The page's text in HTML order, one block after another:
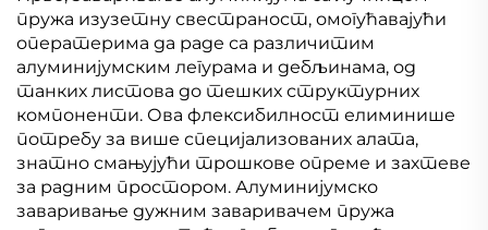
пружа изузетну свестраност, омогућавајући
оператерима да раде са различитим
алуминијумским легурама и дебљинама, од
танких листова до тешких структурних
компоненти. Ова флексибилност елиминише
потребу за више специјализованих алата,
знатно смањујући трошкове опреме и захтеве
за радним простором. Алуминијумско
заваривање дужним заваривачем пружа